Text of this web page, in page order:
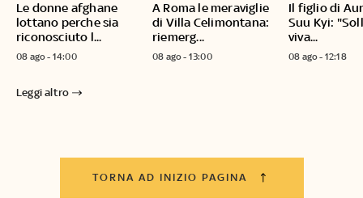
Le donne afghane
lottano perche sia
riconosciuto l...
08 ago - 14:00
A Roma le meraviglie
di Villa Celimontana:
riemerg...
08 ago - 13:00
Il figlio di
Suu Kyi:
viva...
08 ago - 12:18
Leggi altro
TORNA AD INIZIO PAGINA